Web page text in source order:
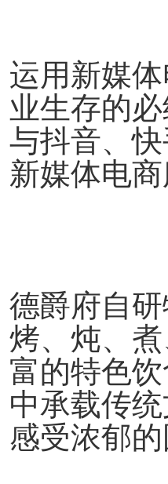
运用新媒
业生存的
与抖音、
新媒体电
德爵府自
烤、炖、
富的特色
中承载传
感受浓郁